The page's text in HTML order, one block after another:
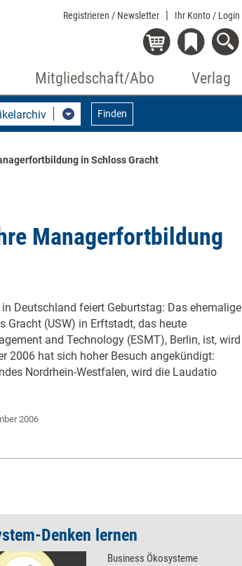
Registrieren / Newsletter Ihr Konto / Login
Mitgliedschaft/Abo Verlag
Finden
in Schloss Gracht
Managerfortbildung
Deutschland feiert Geburtstag: Das ehemalige
Gracht (USW) in Erftstadt, das heute
and Technology (ESMT), Berlin, ist, wird
2006 hat sich hoher Besuch angekündigt:
Nordrhein-Westfalen, wird die Laudatio
2006
Denken lernen
Business Ökosysteme